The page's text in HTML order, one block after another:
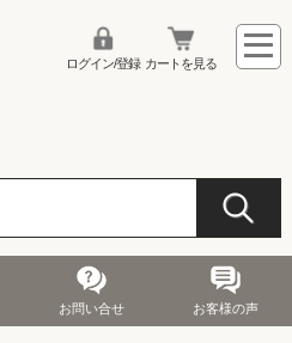
ログイン/登録 カートを見る
お問い合せ お客様の声